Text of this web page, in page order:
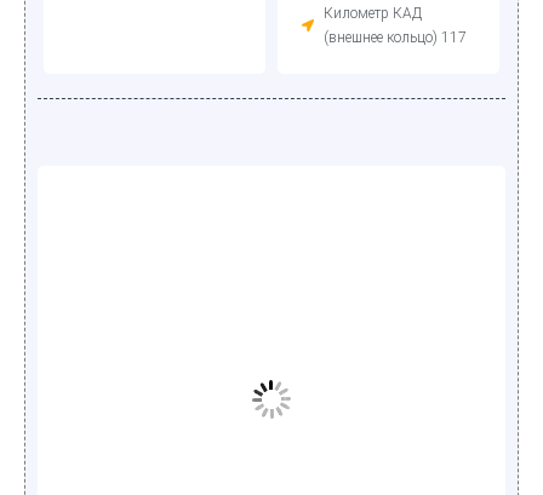
Километр КАД
(внешнее кольцо) 117